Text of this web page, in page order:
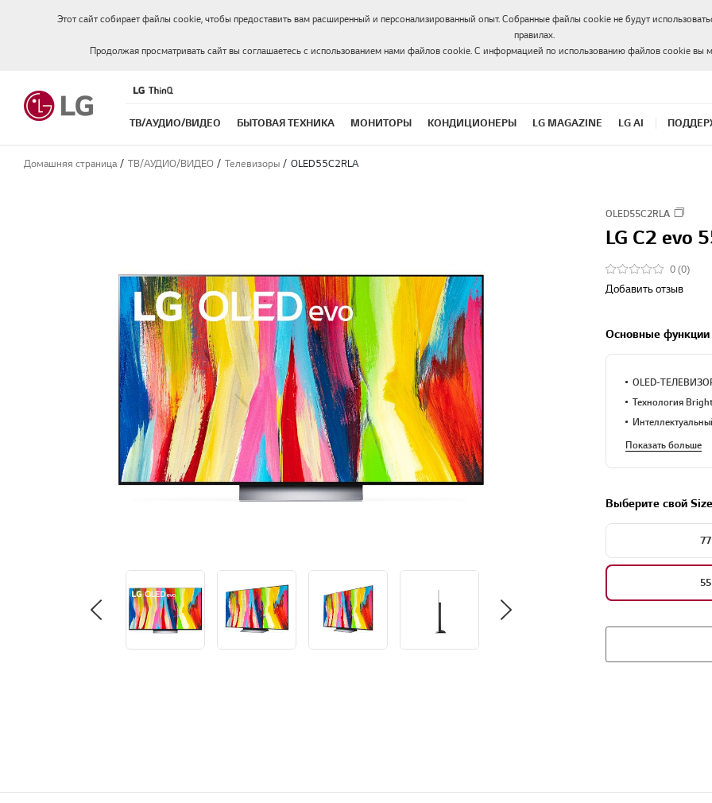
Этот сайт собирает файлы cookie, чтобы предоставить вам расширенный и персонализированный опыт. Собранные файлы cookie не будут
правилах.
Продолжая просматривать сайт вы соглашаетесь с использованием нами файлов cookie. С информацией по использованию файлов cookie вы
ТВ/АУДИО/ВИДЕО БЫТОВАЯ ТЕХНИКА МОНИТОРЫ КОНДИЦИОНЕРЫ LG MAGAZINE LG AI
Домашняя страница ТВ/АУДИО/ВИДЕО Телевизоры OLED55C2RLA
OLED55C2RLA
LG C2 evo
0 (0)
Добавить отзыв
Основные функции
OLED-
Технология
Показать больше
Выберите свой Size